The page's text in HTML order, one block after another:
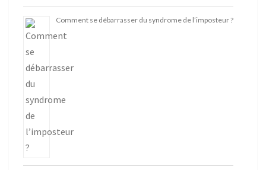
Comment se débarrasser du syndrome de l’imposteur ?